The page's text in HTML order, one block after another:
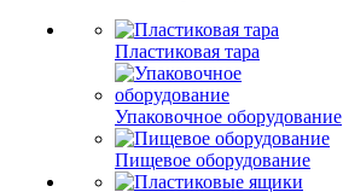
Пластиковая тара
Упаковочное оборудование
Пищевое оборудование